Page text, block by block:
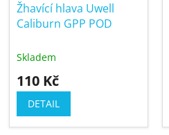
Žhavící hlava Uwell
Caliburn GPP POD
Skladem
110 Kč
DETAIL